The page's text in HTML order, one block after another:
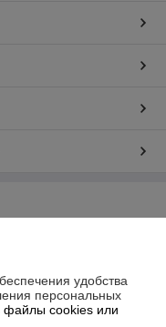
удобства
персональных
файлы cookies или